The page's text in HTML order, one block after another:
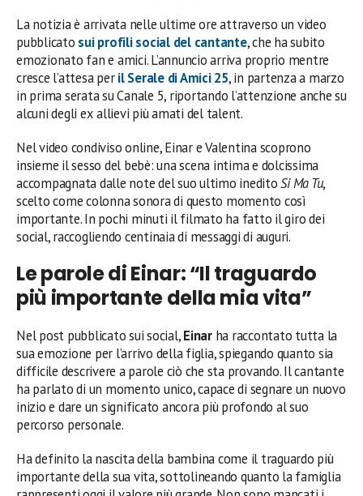
La notizia è arrivata nelle ultime ore attraverso un video
pubblicato sui profili social del cantante, che ha subito
emozionato fan e amici. L’annuncio arriva proprio mentre
cresce l’attesa peril Serale diAmici 25, in partenza a marzo
in prima serata su Canale 5, riportando l’attenzione anche su
alcuni degli ex allievi più amati del talent.
Nel video condiviso online, Einar e Valentina scoprono
insieme il sesso del bebè: una scena intima e dolcissima
accompagnata dalle note del suo ultimo ineditoSi Ma Tu,
scelto come colonna sonora di questo momento così
importante. In pochi minuti il filmato ha fatto il giro dei
social, raccogliendo centinaia di messaggi di auguri.
Le parole di Einar: “Il traguardo
più importante della mia vita”
Nel post pubblicato sui social,Einarha raccontato tutta la
sua emozione per l’arrivo della figlia, spiegando quanto sia
difficile descrivere a parole ciò che sta provando. Il cantante
ha parlato di un momento unico, capace di segnare un nuovo
inizio e dare un significato ancora più profondo al suo
percorso personale.
Ha definito la nascita della bambina come il traguardo più
importante della sua vita, sottolineando quanto la famiglia